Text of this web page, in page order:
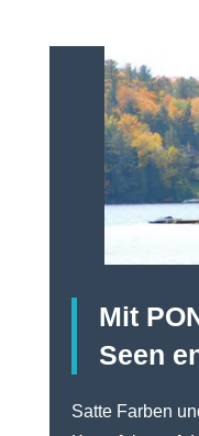
Mit
Seen
Satte Farben